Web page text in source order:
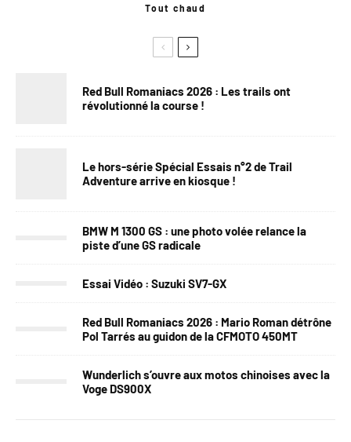
Tout chaud
Red Bull Romaniacs 2026 : Les trails ont
révolutionné la course !
Le hors-série Spécial Essais n°2 de Trail
Adventure arrive en kiosque !
BMW M 1300 GS : une photo volée relance la
piste d’une GS radicale
Essai Vidéo : Suzuki SV7-GX
Red Bull Romaniacs 2026 : Mario Roman détrône
Pol Tarrés au guidon de la CFMOTO 450MT
Wunderlich s’ouvre aux motos chinoises avec la
Voge DS900X